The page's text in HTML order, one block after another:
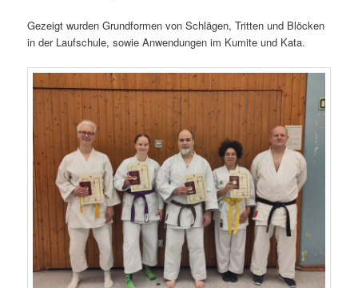
Gezeigt wurden Grundformen von Schlägen, Tritten und Blöcken
in der Laufschule, sowie Anwendungen im Kumite und Kata.